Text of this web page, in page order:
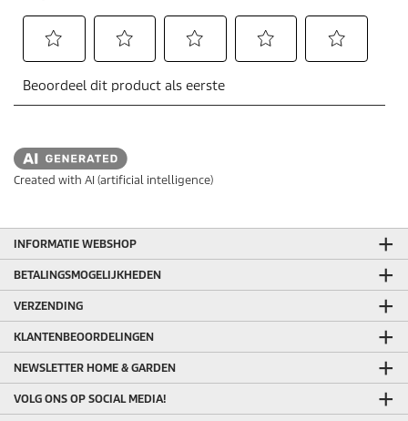
Created with AI (artificial intelligence)
INFORMATIE WEBSHOP
BETALINGSMOGELIJKHEDEN
VERZENDING
KLANTENBEOORDELINGEN
NEWSLETTER HOME & GARDEN
VOLG ONS OP SOCIAL MEDIA!